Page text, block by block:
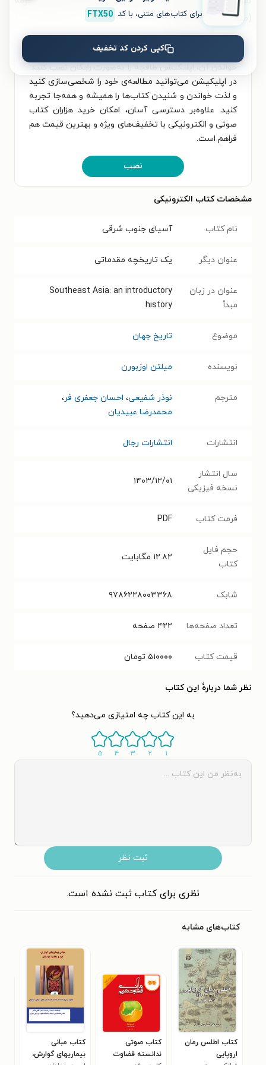
(میانمار) ۵۴ میلیون.»
برای تجربه‌ای بهتر در دانلود کتاب آسیای جنوب شرقی و
خواندن آن، اپلیکیشن طاقچه را به‌صورت رایگان نصب کنید.
در اپلیکیشن می‌توانید مطالعه‌ی خود را شخصی‌سازی کنید
و لذت خواندن و شنیدن کتاب‌ها را همیشه و همه‌جا تجربه
کنید. علاوه‌بر دسترسی آسان، امکان خرید هزاران کتاب
صوتی و الکترونیکی با تخفیف‌های ویژه و بهترین قیمت هم
فراهم است.
نصب
مشخصات کتاب الکترونیکی
نام کتاب آسیای جنوب شرقی
عنوان دیگر یک تاریخچه مقدماتی
عنوان در زبان
مبدأ
Southeast Asia: an introductory
history
موضوع تاریخ جهان
نویسنده میلتن اوزبورن
مترجم نوذر شفیعی، احسان جعفری فر،
محمدرضا عبیدیان
انتشارات انتشارات رجال
سال انتشار
نسخه فیزیکی
۱۴۰۳/۱۲/۰۱
فرمت کتاب PDF
حجم فایل
کتاب
۱۲.۸۲ مگابایت
شابک ۹۷۸۶۲۲۸۰۰۳۳۶۸
تعداد صفحه‌ها ۴۲۲ صفحه
قیمت کتاب ۵۱۰۰۰۰ تومان
نظر شما دربارهٔ این کتاب
به این کتاب چه امتیازی می‌دهید؟
۱ ۲ ۳ ۴ ۵
ثبت نظر
نظری برای کتاب ثبت نشده است.
کتاب‌های مشابه
کتاب اطلس رمان
اروپایی
کتاب صوتی
ندانسته قضاوت
کتاب مبانی
بیماریهای گوارش،
برای کتاب‌های متنی، با کد FTX50
کپی کردن کد تخفیف